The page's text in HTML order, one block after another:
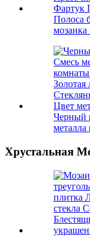
Полоса
мозаика
Черный
металла
Хрустальная